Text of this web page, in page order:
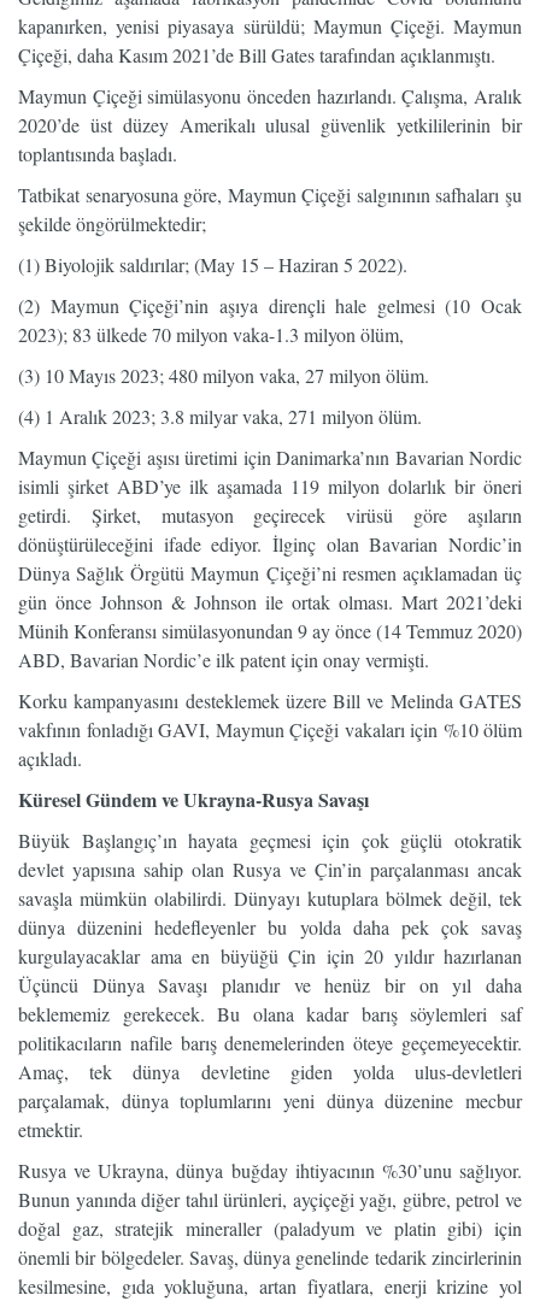
kapanırken, yenisi piyasaya sürüldü; Maymun Çiçeği. Maymun
Çiçeği, daha Kasım 2021’de Bill Gates tarafından açıklanmıştı.
Maymun Çiçeği simülasyonu önceden hazırlandı. Çalışma, Aralık
2020’de üst düzey Amerikalı ulusal güvenlik yetkililerinin bir
toplantısında başladı.
Tatbikat senaryosuna göre, Maymun Çiçeği salgınının safhaları şu
şekilde öngörülmektedir;
(1) Biyolojik saldırılar; (May 15 – Haziran 5 2022).
(2) Maymun Çiçeği’nin aşıya dirençli hale gelmesi (10 Ocak
2023); 83 ülkede 70 milyon vaka-1.3 milyon ölüm,
(3) 10 Mayıs 2023; 480 milyon vaka, 27 milyon ölüm.
(4) 1 Aralık 2023; 3.8 milyar vaka, 271 milyon ölüm.
Maymun Çiçeği aşısı üretimi için Danimarka’nın Bavarian Nordic
isimli şirket ABD’ye ilk aşamada 119 milyon dolarlık bir öneri
getirdi. Şirket, mutasyon geçirecek virüsü göre aşıların
dönüştürüleceğini ifade ediyor. İlginç olan Bavarian Nordic’in
Dünya Sağlık Örgütü Maymun Çiçeği’ni resmen açıklamadan üç
gün önce Johnson & Johnson ile ortak olması. Mart 2021’deki
Münih Konferansı simülasyonundan 9 ay önce (14 Temmuz 2020)
ABD, Bavarian Nordic’e ilk patent için onay vermişti.
Korku kampanyasını desteklemek üzere Bill ve Melinda GATES
vakfının fonladığı GAVI, Maymun Çiçeği vakaları için %10 ölüm
açıkladı.
Küresel Gündem ve Ukrayna-Rusya Savaşı
Büyük Başlangıç’ın hayata geçmesi için çok güçlü otokratik
devlet yapısına sahip olan Rusya ve Çin’in parçalanması ancak
savaşla mümkün olabilirdi. Dünyayı kutuplara bölmek değil, tek
dünya düzenini hedefleyenler bu yolda daha pek çok savaş
kurgulayacaklar ama en büyüğü Çin için 20 yıldır hazırlanan
Üçüncü Dünya Savaşı planıdır ve henüz bir on yıl daha
beklememiz gerekecek. Bu olana kadar barış söylemleri saf
politikacıların nafile barış denemelerinden öteye geçemeyecektir.
Amaç, tek dünya devletine giden yolda ulus-devletleri
parçalamak, dünya toplumlarını yeni dünya düzenine mecbur
etmektir.
Rusya ve Ukrayna, dünya buğday ihtiyacının %30’unu sağlıyor.
Bunun yanında diğer tahıl ürünleri, ayçiçeği yağı, gübre, petrol ve
doğal gaz, stratejik mineraller (paladyum ve platin gibi) için
önemli bir bölgedeler. Savaş, dünya genelinde tedarik zincirlerinin
kesilmesine, gıda yokluğuna, artan fiyatlara, enerji krizine yol